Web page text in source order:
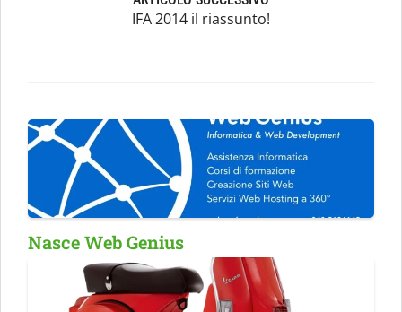
IFA 2014 il riassunto!
Nasce Web Genius